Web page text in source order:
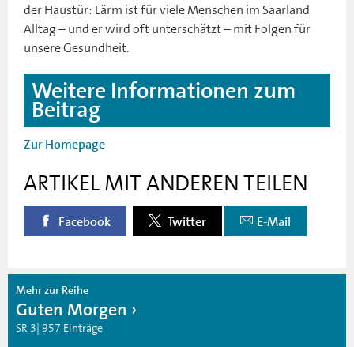
der Haustür: Lärm ist für viele Menschen im Saarland
Alltag – und er wird oft unterschätzt – mit Folgen für
unsere Gesundheit.
Weitere Informationen zum
Beitrag
Zur Homepage
ARTIKEL MIT ANDEREN TEILEN
Facebook Twitter E-Mail
Mehr zur Reihe
Guten Morgen
SR 3| 957 Einträge